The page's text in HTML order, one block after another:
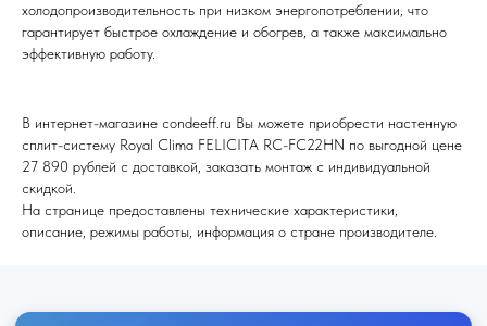
холодопроизводительность при низком энергопотреблении, что
гарантирует быстрое охлаждение и обогрев, а также максимально
эффективную работу.
В интернет-магазине condeeff.ru Вы можете приобрести настенную
сплит-систему Royal Clima FELICITA RC-FC22HN по выгодной цене
27 890 рублей с доставкой, заказать монтаж с индивидуальной
скидкой.
На странице предоставлены технические характеристики,
описание, режимы работы, информация о стране производителе.
Я согласен (на) с политикой обработки персональных данных
Отправить